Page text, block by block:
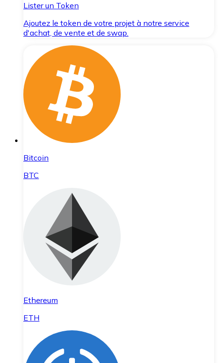
Lister un Token
Ajoutez le token de votre projet à notre service
d'achat, de vente et de swap.
Bitcoin
BTC
Ethereum
ETH